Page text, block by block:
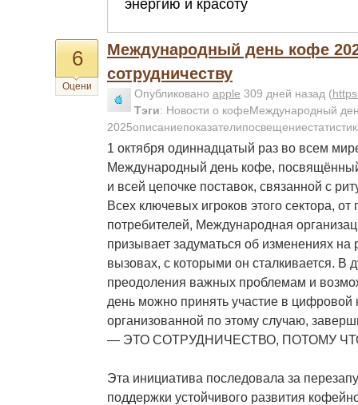
6
Оцени
Международный день кофе
сотрудничеству
Опубликовано apple 309 дней назад (
Тэги: Новости о кофеМеждународный
1 октября одиннадцатый раз во всем
Международный день кофе, посвящённый
и всей цепочке поставок, связанной с
Всех ключевых игроков этого сектора, от
потребителей, Международная
призывает задуматься об изменениях на
вызовах, с которыми он сталкивается. В
преодоления важных проблемам и
день можно принять участие в цифровой
организованной по этому случаю,
— ЭТО СОТРУДНИЧЕСТВО, ПОТОМУ
Эта инициатива последовала за
поддержки устойчивого развития